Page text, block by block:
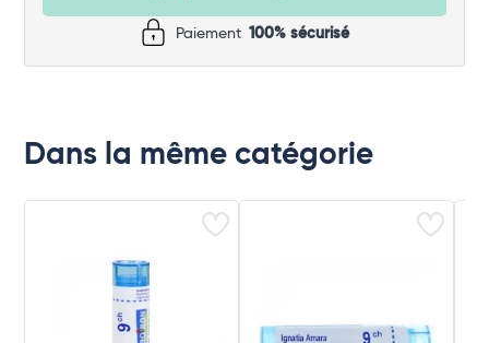
Paiement 100% sécurisé
Dans la même catégorie